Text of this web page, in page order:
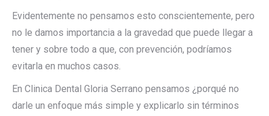
Evidentemente no pensamos esto conscientemente, pero
no le damos importancia a la gravedad que puede llegar a
tener y sobre todo a que, con prevención, podríamos
evitarla en muchos casos.
En Clinica Dental Gloria Serrano pensamos ¿porqué no
darle un enfoque más simple y explicarlo sin términos